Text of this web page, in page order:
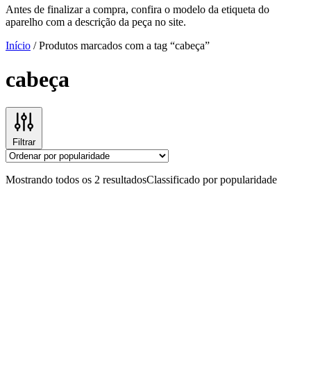
Antes de finalizar a compra, confira o modelo da etiqueta do
aparelho com a descrição da peça no site.
Início /Produtos marcados com a tag “cabeça”
cabeça
Filtrar
Mostrando todos os 2 resultadosClassificado por popularidade